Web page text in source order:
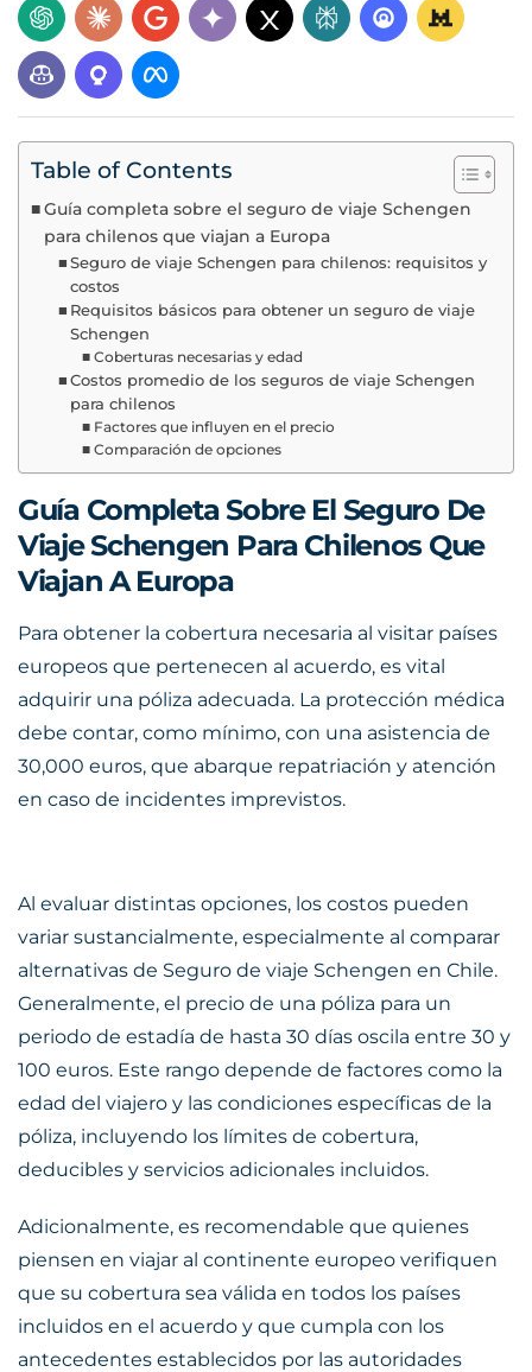
Table of Contents
Guía completa sobre el seguro de viaje Schengen
para chilenos que viajan a Europa
Seguro de viaje Schengen para chilenos: requisitos y
costos
Requisitos básicos para obtener un seguro de viaje
Schengen
Coberturas necesarias y edad
Costos promedio de los seguros de viaje Schengen
para chilenos
Factores que influyen en el precio
Comparación de opciones
Guía Completa Sobre El Seguro De
Viaje Schengen Para Chilenos Que
Viajan A Europa
Para obtener la cobertura necesaria al visitar países
europeos que pertenecen al acuerdo, es vital
adquirir una póliza adecuada. La protección médica
debe contar, como mínimo, con una asistencia de
30,000 euros, que abarque repatriación y atención
en caso de incidentes imprevistos.
Al evaluar distintas opciones, los costos pueden
variar sustancialmente, especialmente al comparar
alternativas de Seguro de viaje Schengen en Chile.
Generalmente, el precio de una póliza para un
periodo de estadía de hasta 30 días oscila entre 30 y
100 euros. Este rango depende de factores como la
edad del viajero y las condiciones específicas de la
póliza, incluyendo los límites de cobertura,
deducibles y servicios adicionales incluidos.
Adicionalmente, es recomendable que quienes
piensen en viajar al continente europeo verifiquen
que su cobertura sea válida en todos los países
incluidos en el acuerdo y que cumpla con los
antecedentes establecidos por las autoridades